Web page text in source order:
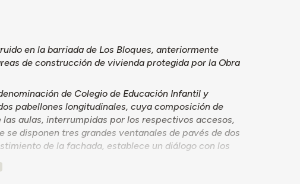
en la barriada de Los Bloques, anteriormente
de construcción de vivienda protegida por la Obra
de Colegio de Educación Infantil y
pabellones longitudinales, cuya composición de
aulas, interrumpidas por los respectivos accesos,
disponen tres grandes ventanales de pavés de dos
de la fachada, establece un diálogo con los